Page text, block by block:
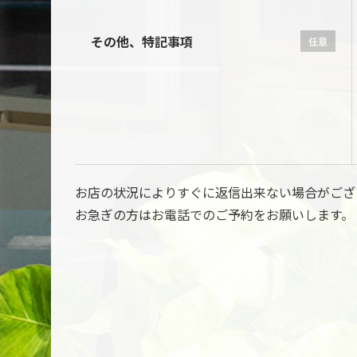
その他、特記事項 任意
お店の状況によりすぐに返信出来ない場合がご
お急ぎの方はお電話でのご予約をお願いします。